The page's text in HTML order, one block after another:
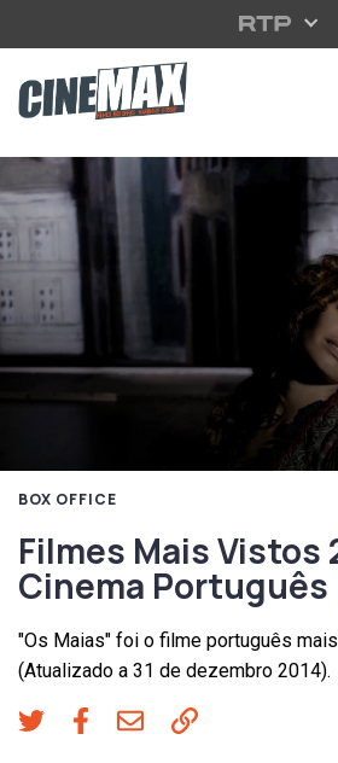
Saltar para o conteúdo principal
BOX OFFICE
Filmes Mais Vistos
Cinema Português
"Os Maias" foi o filme português
(Atualizado a 31 de dezembro 2014).